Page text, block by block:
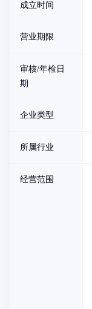
成立时间
营业期限
审核/年检日
期
企业类型
所属行业
经营范围